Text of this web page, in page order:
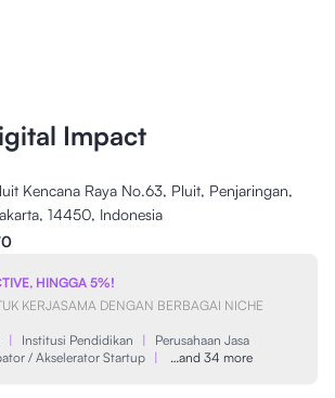
Impact
Kencana Raya No.63, Pluit, Penjaringan,
14450, Indonesia
HINGGA 5%!
KERJASAMA DENGAN BERBAGAI NICHE
| Institusi Pendidikan |
Perusahaan Jasa
/ Akselerator Startup | …and 34 more